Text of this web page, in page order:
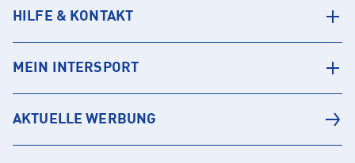
HILFE & KONTAKT
MEIN INTERSPORT
AKTUELLE WERBUNG